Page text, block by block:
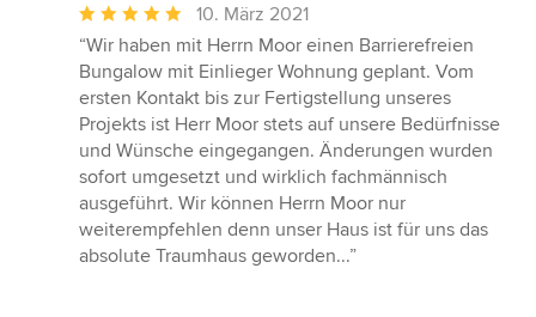
Durchschnittliche
Bewertung:
5
von
5
Sternen
10. März 2021
“Wir haben mit Herrn Moor einen Barrierefreien
Bungalow mit Einlieger Wohnung geplant. Vom
ersten Kontakt bis zur Fertigstellung unseres
Projekts ist Herr Moor stets auf unsere Bedürfnisse
und Wünsche eingegangen. Änderungen wurden
sofort umgesetzt und wirklich fachmännisch
ausgeführt. Wir können Herrn Moor nur
weiterempfehlen denn unser Haus ist für uns das
absolute Traumhaus geworden...”